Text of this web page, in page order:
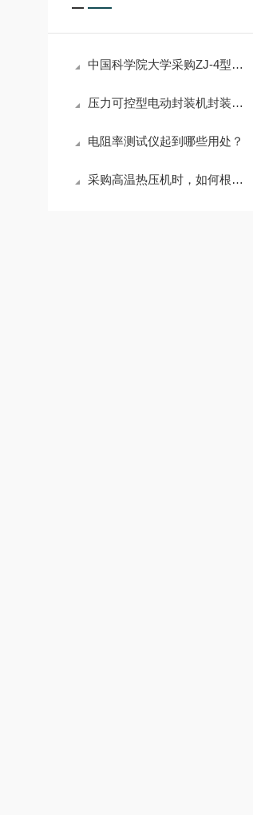
中国科学院大学采购ZJ-4型精密压电d33测试仪(d33,电阻，极化）
压力可控型电动封装机封装规程涉及哪些方面？
电阻率测试仪起到哪些用处？
采购高温热压机时，如何根据材料活性选择合适的加热腔体？